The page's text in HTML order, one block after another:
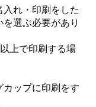
れ・印刷をした
選ぶ必要があり
上で印刷する場
ップに印刷をす